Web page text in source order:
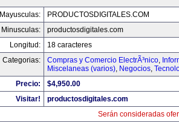
Mayusculas:
PRODUCTOSDIGITALES.COM
Minusculas:
productosdigitales.com
Longitud:
18 caracteres
Categorias:
Compras y Comercio ElectrÃ³nico,
Miscelaneas (varios), Negocios,
Precio:
$4,950.00
Visitar!
productosdigitales.com
Serán consideradas